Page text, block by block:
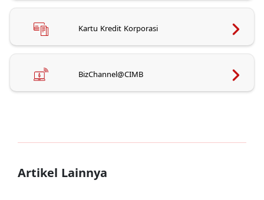
Kartu Kredit Korporasi
BizChannel@CIMB
Artikel Lainnya